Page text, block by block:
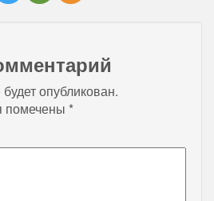
опубликован.
помечены *